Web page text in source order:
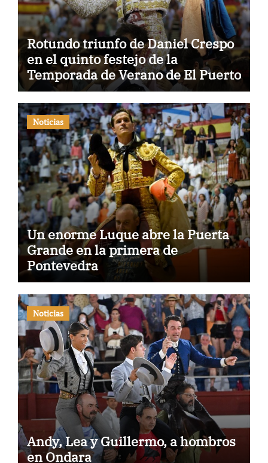
Rotundo triunfo de Daniel Crespo
en el quinto festejo de la
Temporada de Verano de El Puerto
Noticias
Un enorme Luque abre la Puerta
Grande en la primera de
Pontevedra
Noticias
Andy, Lea y Guillermo, a hombros
en Ondara